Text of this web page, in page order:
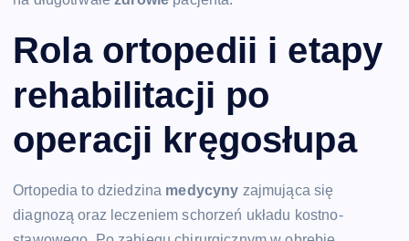
Rola ortopedii i etapy
rehabilitacji po
operacji kręgosłupa
Ortopedia to dziedzina medycyny zajmująca się
diagnozą oraz leczeniem schorzeń układu kostno-